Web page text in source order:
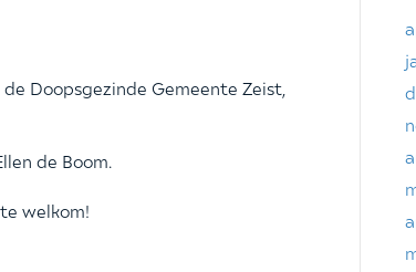
Doopsgezinde Gemeente Zeist,
de Boom.
welkom!